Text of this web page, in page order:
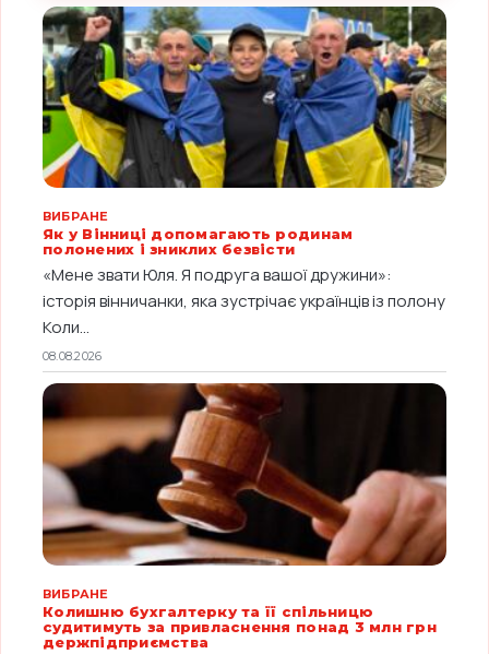
ВИБРАНЕ
Як у Вінниці допомагають родинам
полонених і зниклих безвісти
«Мене звати Юля. Я подруга вашої дружини»:
історія вінничанки, яка зустрічає українців із полону
Коли...
08.08.2026
ВИБРАНЕ
Колишню бухгалтерку та її спільницю
судитимуть за привласнення понад 3 млн грн
держпідприємства